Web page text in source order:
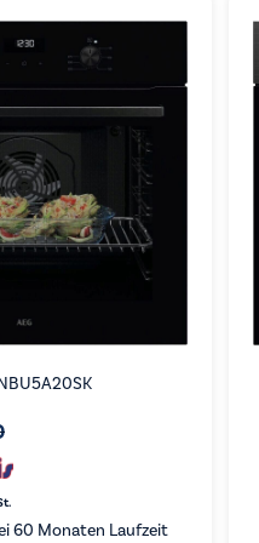
60 Monaten Laufzeit